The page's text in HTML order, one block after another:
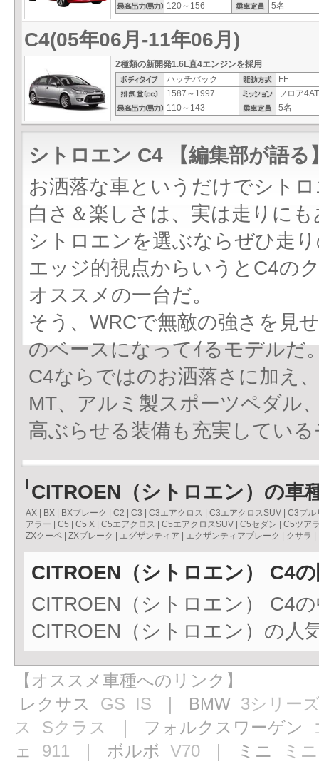
120～156
5名
C4(05年06月-11年06月)
2種類の新開発1.6L直4エンジンを採用
ハッチバック
FF
1587～1997
フロア4AT
110～143
5名
シトロエン C4 【編集部が語る
お洒落な車というだけでシト
白さ＆楽しさは、実は走りに
シトロエンを選ぶならぜひ走
エッジ的視点からいうとC4の
オススメの一台だ。
そう、WRCで無敵の強さを見
のベースになってｲるモデルだ
C4ならではのお洒落さに加え
MT、アルミ製スポーツペダル
高ぶらせる装備も充実してい
CITROEN（シトロエン）の車
AX BX BXブレーク C2 C3 C3エアクロス C3エアクロスSUV
C3プル
アラー
C5 C5 X C5エアクロス C5エアクロスSUV C5セダン
C5ツア
ZXクーペ
ZXブレーク エグザンティア エクザンティアブレーク クサラ
CITROEN（シトロエン） C4
CITROEN（シトロエン） C4
CITROEN（シトロエン）の人
【オススメ車種へのリンク】
レクサス GS IS ｜ BMW 3シリー
ス
Sクラス ｜ フォルクスワーゲン
ェ 911 ｜ ボルボ V70 ｜ ミニ ミニ